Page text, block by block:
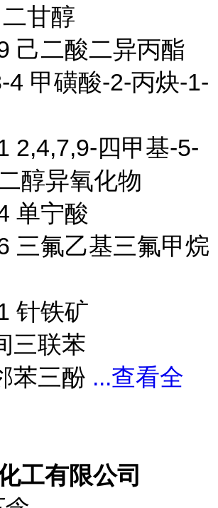
甘醇
己二酸二异丙酯
4 甲磺酸-2-丙炔-1-
2,4,7,9-四甲基-5-
醇异氧化物
单宁酸
三氟乙基三氟甲烷
针铁矿
三联苯
苯三酚 ...查看全
工有限公司